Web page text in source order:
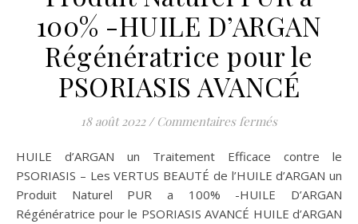
100% -HUILE D’ARGAN
Régénératrice pour le
PSORIASIS AVANCÉ
18 août 2022 / Commentaires ferméssur HUILE
HUILE d’ARGAN un Traitement Efficace contre le
PSORIASIS – Les VERTUS BEAUTÉ de l’HUILE d’ARGAN un
Produit Naturel PUR a 100% -HUILE D’ARGAN
Régénératrice pour le PSORIASIS AVANCÉ HUILE d’ARGAN